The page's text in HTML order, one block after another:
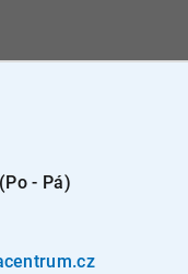
- Pá)